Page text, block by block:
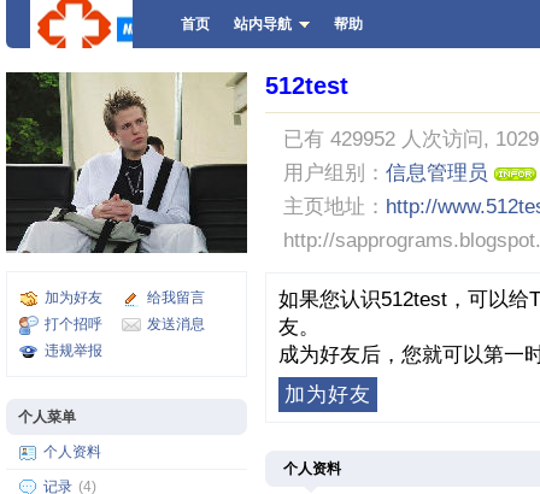
首页 站内导航 帮助
加为好友
给我留言
打个招呼
发送消息
违规举报
个人菜单
个人资料
记录 (4)
512test
已有 429952 人次访问,
用户组别： 信息管理员
主页地址： http://
http://
如果您认识512test，可以给
友。
成为好友后，您就可以第一
加为好友
个人资料